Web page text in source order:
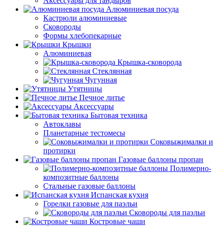
Алюминиевая посуда
Кастрюли алюминиевые
Сковороды
Формы хлебопекарные
Крышки
Алюминиевая
Крышка-сковорода
Стеклянная
Чугунная
Утятницы
Печное литье
Аксессуары
Бытовая техника
Автоклавы
Планетарные тестомесы
Соковыжималки и
протирки
Газовые баллоны пропан
Полимерно-
композитные баллоны
Стальные газовые баллоны
Испанская кухня
Горелки газовые для паэльи
Сковороды для паэльи
Костровые чаши